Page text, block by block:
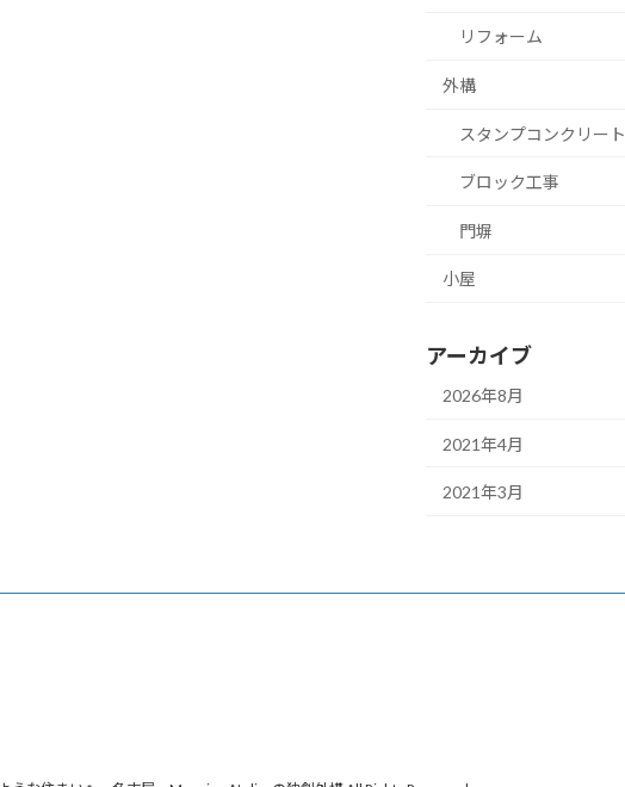
リフォーム
外構
スタンプコンクリート
ブロック工事
門塀
小屋
アーカイブ
2026年8月
2021年4月
2021年3月